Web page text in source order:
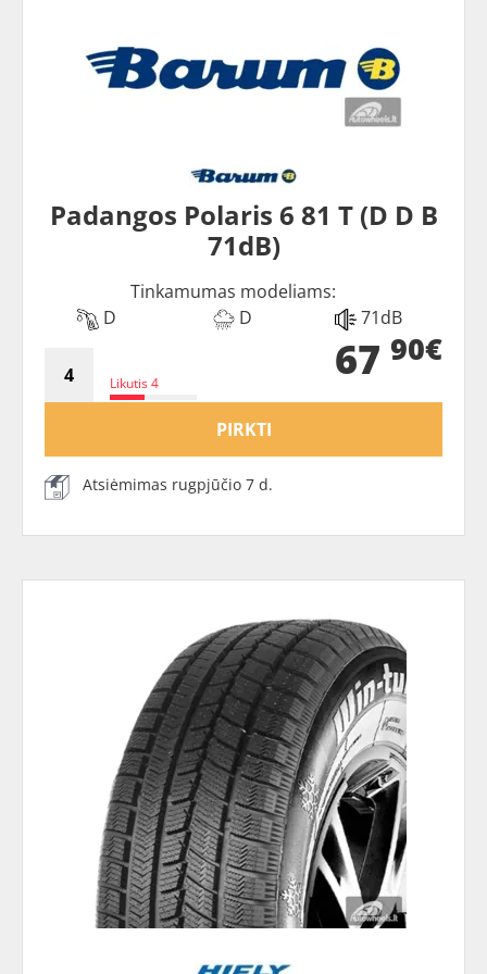
Padangos Polaris 6 81 T (D D B
71dB)
Tinkamumas modeliams:
D
D 71dB
Likutis 4 67 90€
PIRKTI
Atsiėmimas rugpjūčio 7 d.